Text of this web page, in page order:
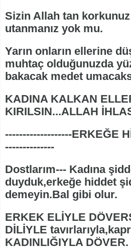
Sizin Allah tan
utanmanız yok mu.
Yarın onların ellerine
muhtaç olduğunuzda
bakacak medet
KADINA KALKAN
KIRILSIN...ALLAH
-------------------ERKEĞE
--------------
Dostlarım--- Kadına
duyduk,erkeğe hiddet
demeyin.Bal gibi olur.
ERKEK ELİYLE
DİLİYLE
KADINLIĞIYLA DÖVER.